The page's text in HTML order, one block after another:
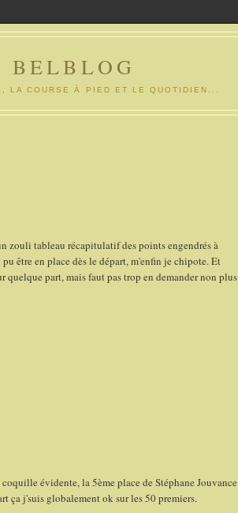
BELBLOG
LA COURSE À PIED ET LE QUOTIDIEN...
zouli tableau récapitulatif des points engendrés à
être en place dès le départ, m'enfin je chipote. Et
part, mais faut pas trop en demander non plus
évidente, la 5ème place de Stéphane Jouvance
ça j'suis globalement ok sur les 50 premiers.